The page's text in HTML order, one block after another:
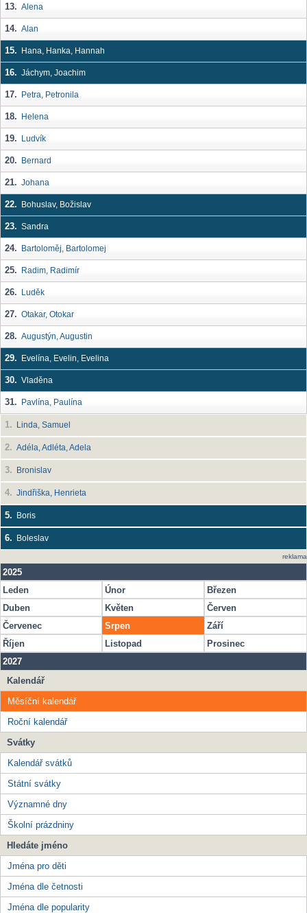
13. Alena
14. Alan
15. Hana, Hanka, Hannah
16. Jáchym, Joachim
17. Petra, Petronila
18. Helena
19. Ludvík
20. Bernard
21. Johana
22. Bohuslav, Božislav
23. Sandra
24. Bartoloměj, Bartolomej
25. Radim, Radimír
26. Luděk
27. Otakar, Otokar
28. Augustýn, Augustin
29. Evelína, Evelin, Evelina
30. Vladěna
31. Pavlína, Paulína
1. Linda, Samuel
2. Adéla, Adléta, Adela
3. Bronislav
4. Jindřiška, Henrieta
5. Boris
6. Boleslav
reklama
2025
Leden
Únor
Březen
Duben
Květen
Červen
Červenec
Srpen
Září
Říjen
Listopad
Prosinec
2027
Kalendář
Měsíční kalendář
Roční kalendář
Svátky
Kalendář svátků
Státní svátky
Významné dny
Školní prázdniny
Hledáte jméno
Jména pro děti
Jména dle četnosti
Jména dle popularity